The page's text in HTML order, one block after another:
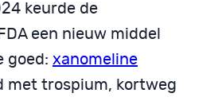
keurde de
een nieuw middel
goed: xanomeline
met trospium, kortweg